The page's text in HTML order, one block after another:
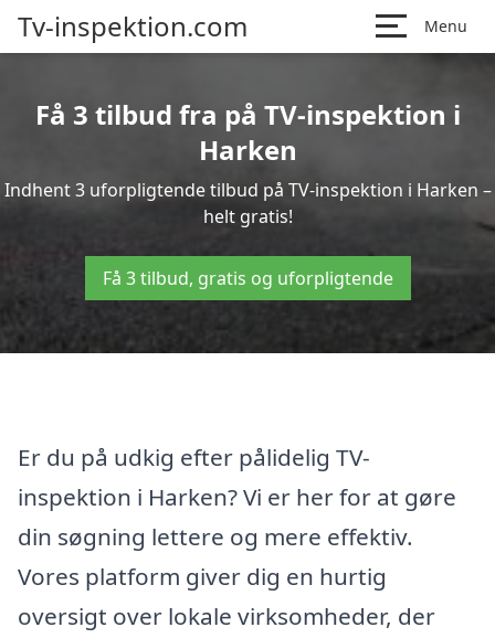
Tv-inspektion.com Menu
Få 3 tilbud fra på TV-inspektion i
Harken
Indhent 3 uforpligtende tilbud på TV-inspektion i Harken –
helt gratis!
Få 3 tilbud, gratis og uforpligtende
Er du på udkig efter pålidelig TV-
inspektion i Harken? Vi er her for at gøre
din søgning lettere og mere effektiv.
Vores platform giver dig en hurtig
oversigt over lokale virksomheder, der